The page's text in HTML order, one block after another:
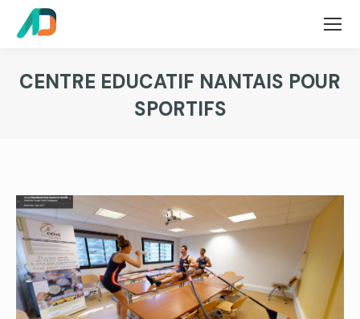
CENTRE EDUCATIF NANTAIS POUR
SPORTIFS